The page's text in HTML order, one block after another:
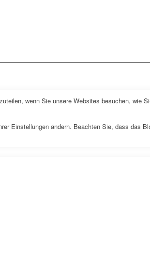
wenn Sie unsere Websites besuchen, wie
Einstellungen ändern. Beachten Sie, dass das